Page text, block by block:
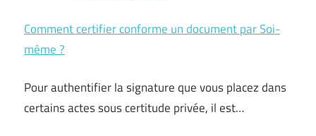
Comment certifier conforme un document par Soi-
même ?
Pour authentifier la signature que vous placez dans
certains actes sous certitude privée, il est…